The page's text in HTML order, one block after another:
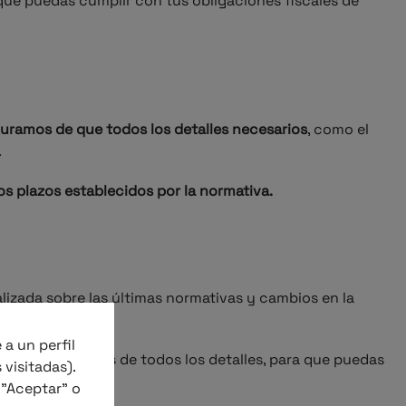
de que todos los detalles necesarios, como el
plazos establecidos por la normativa.
sobre las últimas normativas y cambios en la
Nos encargamos de todos los detalles, para que puedas
a un perfil
visitadas).
o